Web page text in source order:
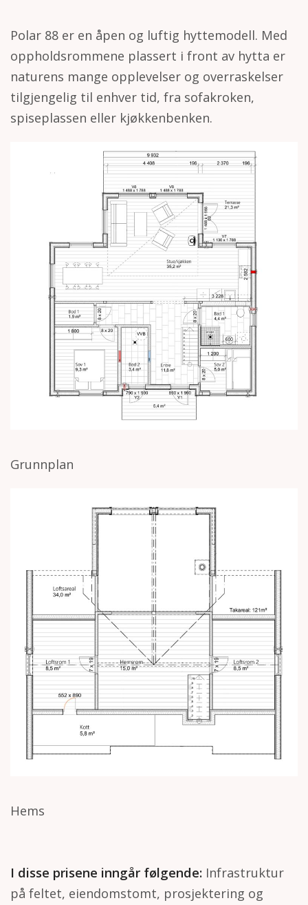
Polar 88 er en åpen og luftig hyttemodell. Med
oppholdsrommene plassert i front av hytta er
naturens mange opplevelser og overraskelser
tilgjengelig til enhver tid, fra sofakroken,
spiseplassen eller kjøkkenbenken.
Grunnplan
Hems
I disse prisene inngår følgende: Infrastruktur
på feltet, eiendomstomt, prosjektering og